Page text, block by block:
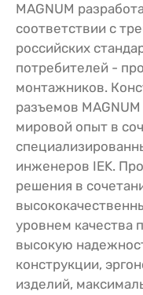
MAGNUM
соответствии с
российских
потребителей -
монтажников.
разъемов
мировой опыт в
инженеров IEK.
решения в
уровнем качества
высокую
конструкции,
изделий,